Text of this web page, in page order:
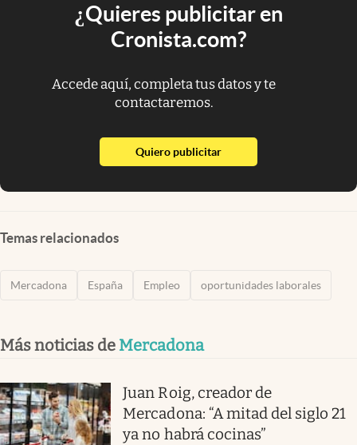
¿Quieres publicitar en
Cronista.com?
Accede aquí, completa tus datos y te
contactaremos.
Quiero publicitarabre en nueva pestaña
Temas relacionados
Mercadona España Empleo oportunidades laborales
Más noticias de Mercadona
Juan Roig, creador de
Mercadona: “A mitad del siglo 21
ya no habrá cocinas”